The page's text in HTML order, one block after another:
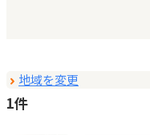
マイページ
地域を変更
1件